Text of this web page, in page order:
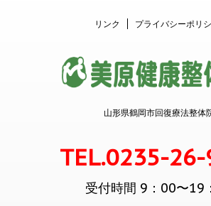
リンク プライバシーポリ
山形県鶴岡市回復療法整体
TEL.0235-
受付時間 9：00〜19